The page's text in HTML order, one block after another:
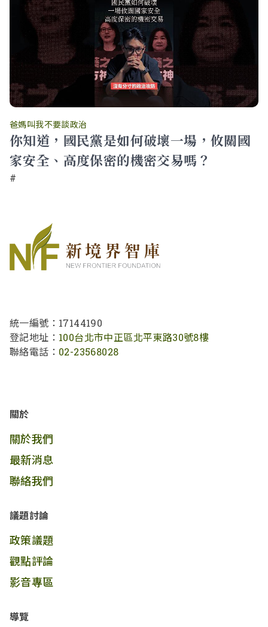
爸媽叫我不要談政治
你知道，國民黨是如何破壞一場，攸關國
家安全、高度保密的機密交易嗎？
#
統一編號：17144190
登記地址： 100台北市中正區北平東路30號8樓
聯絡電話： 02-23568028
關於
關於我們
最新消息
聯絡我們
議題討論
政策議題
觀點評論
影音專區
導覽